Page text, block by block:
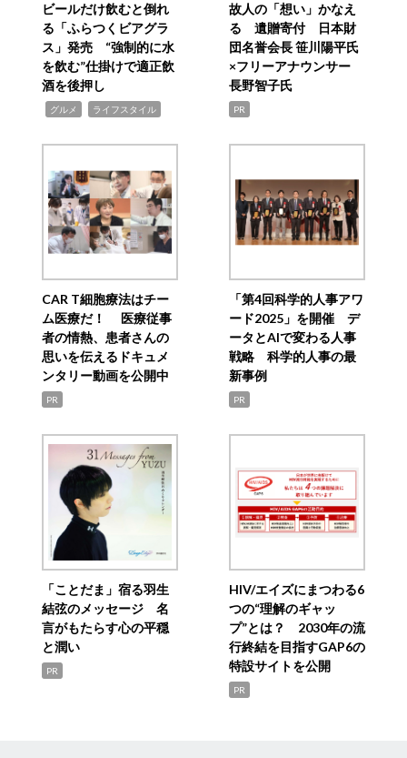
ビールだけ飲むと倒れ
る「ふらつくビアグラ
ス」発売 “強制的に水
を飲む”仕掛けで適正飲
酒を後押し
グルメ ライフスタイル
故人の「想い」かなえ
る 遺贈寄付 日本財
団名誉会長 笹川陽平氏
×フリーアナウンサー
長野智子氏
PR
CAR T細胞療法はチー
ム医療だ！ 医療従事
者の情熱、患者さんの
思いを伝えるドキュメ
ンタリー動画を公開中
PR
「第4回科学的人事アワ
ード2025」を開催 デ
ータとAIで変わる人事
戦略 科学的人事の最
新事例
PR
「ことだま」宿る羽生
結弦のメッセージ 名
言がもたらす心の平穏
と潤い
PR
HIV/エイズにまつわる6
つの“理解のギャッ
プ”とは？ 2030年の流
行終結を目指すGAP6の
特設サイトを公開
PR